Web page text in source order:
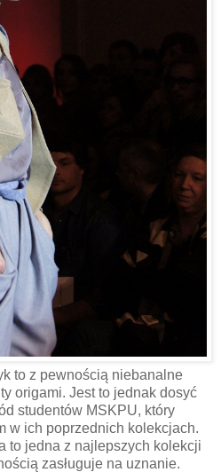
to z pewnością niebanalne
origami. Jest to jednak dosyć
studentów MSKPU, który
w ich poprzednich kolekcjach.
to jedna z najlepszych kolekcji
zasługuje na uznanie.